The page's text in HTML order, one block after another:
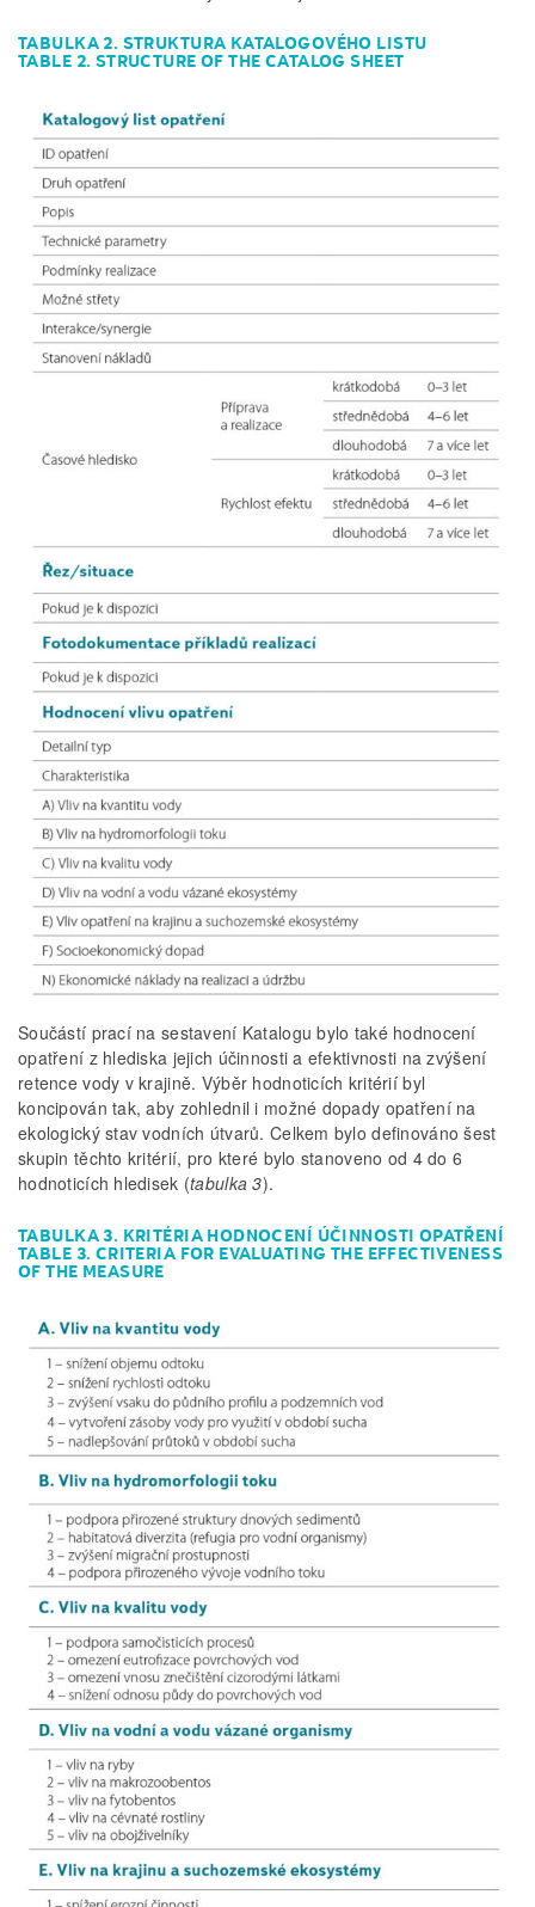
TABULKA 2. STRUKTURA KATALOGOVÉHO LISTU
TABLE 2. STRUCTURE OF THE CATALOG SHEET
Součástí prací na sestavení Katalogu bylo také hodnocení
opatření z hlediska jejich účinnosti a efektivnosti na zvýšení
retence vody v krajině. Výběr hodnoticích kritérií byl
koncipován tak, aby zohlednil i možné dopady opatření na
ekologický stav vodních útvarů. Celkem bylo definováno šest
skupin těchto kritérií, pro které bylo stanoveno od 4 do 6
hodnoticích hledisek (tabulka 3).
TABULKA 3. KRITÉRIA HODNOCENÍ ÚČINNOSTI OPATŘENÍ
TABLE 3. CRITERIA FOR EVALUATING THE EFFECTIVENESS
OF THE MEASURE